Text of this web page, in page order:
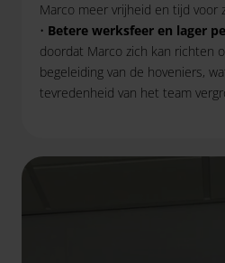
Marco meer vrijheid en tijd voor
• Betere werksfeer en lager
doordat Marco zich kan richten
begeleiding van de hoveniers,
tevredenheid van het team